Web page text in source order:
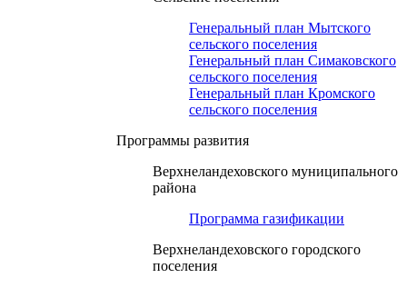
Генеральный план Мытского
сельского поселения
Генеральный план Симаковского
сельского поселения
Генеральный план Кромского
сельского поселения
Программы развития
Верхнеландеховского муниципального
района
Программа газификации
Верхнеландеховского городского
поселения